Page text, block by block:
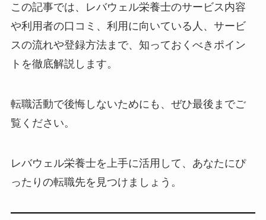
この記事では、レバウェル栄養士のサービス内容
や利用者の口コミ、利用に向いている人、サービ
スの流れや登録方法まで、知っておくべきポイン
トを徹底解説します。
転職活動で後悔しないためにも、ぜひ最後までご
覧ください。
レバウェル栄養士を上手に活用して、あなたにぴ
ったりの転職先を見つけましょう。